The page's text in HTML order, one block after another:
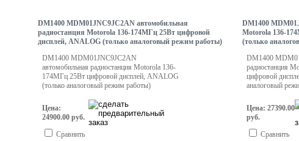
DM1400 MDM01JNC9JC2AN автомобильная
радиостанция Motorola 136-174МГц 25Вт цифровой
дисплей, ANALOG (только аналоговый режим работы)
DM1400 MDM01JNC9JC2AN
автомобильная радиостанция Motorola 136-
174МГц 25Вт цифровой дисплей, ANALOG
(только аналоговый режим работы)
Цена:
24900.00 руб.
Сравнить
DM1400
Motorola 136-
(только
DM1400
радиостанция
цифровой
аналоговый
Цена: 27390.00
руб.
Сравнить